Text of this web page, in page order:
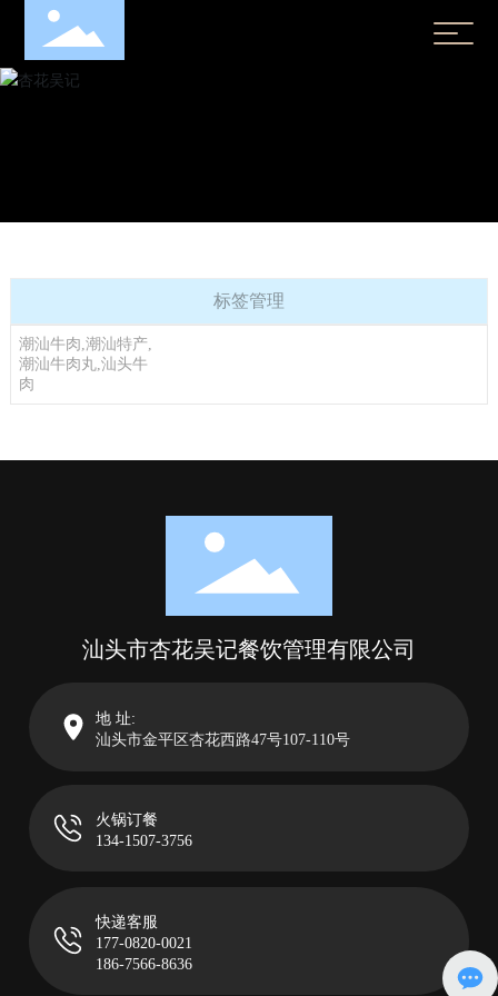
标签管理
潮汕牛肉,潮汕特产,
潮汕牛肉丸,汕头牛
肉
汕头市杏花吴记餐饮管理有限公司
地 址:
汕头市金平区杏花西路47号107-110号
火锅订餐
134-1507-3756
快递客服
177-0820-0021
186-7566-8636